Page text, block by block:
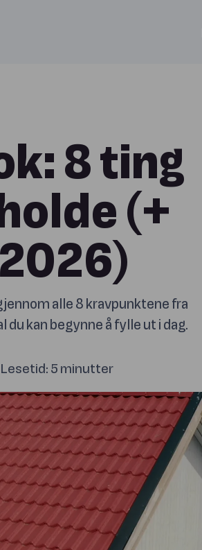
8 ting
(+
alle 8 kravpunktene fra
kan begynne å fylle ut i dag.
Lesetid: 5 minutter